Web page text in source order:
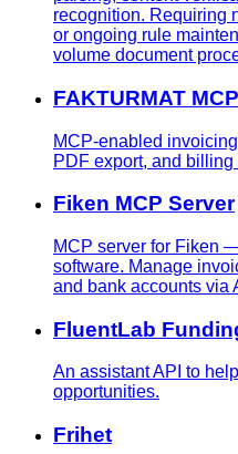
recognition. Requiring
or ongoing rule
volume document
FAKTURMAT MCP
MCP-enabled
PDF export, and billing
Fiken MCP Server
MCP server for Fiken
software. Manage
and bank accounts via
FluentLab
An assistant API to
opportunities.
Frihet